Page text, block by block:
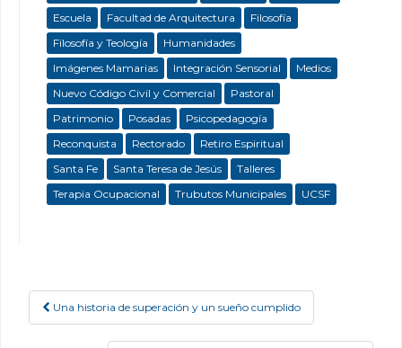
Escuela
Facultad de Arquitectura
Filosofía
Filosofía y Teología
Humanidades
Imágenes Mamarias
Integración Sensorial
Medios
Nuevo Código Civil y Comercial
Pastoral
Patrimonio
Posadas
Psicopedagogía
Reconquista
Rectorado
Retiro Espiritual
Santa Fe
Santa Teresa de Jesús
Talleres
Terapia Ocupacional
Trubutos Municipales UCSF
Post navigation
Una historia de superación y un sueño cumplido